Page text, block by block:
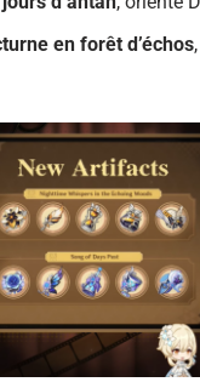
en forêt d’échos